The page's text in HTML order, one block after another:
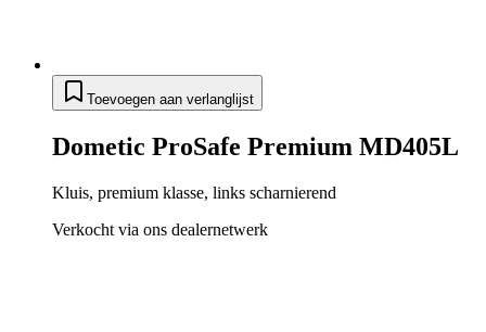
Toevoegen aan verlanglijst
Dometic ProSafe Premium MD405L
Kluis, premium klasse, links scharnierend
Verkocht via ons dealernetwerk